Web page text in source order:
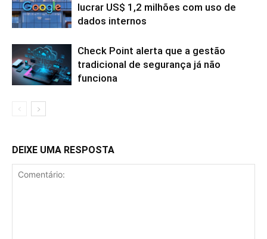
lucrar US$ 1,2 milhões com uso de
dados internos
Check Point alerta que a gestão
tradicional de segurança já não
funciona
DEIXE UMA RESPOSTA